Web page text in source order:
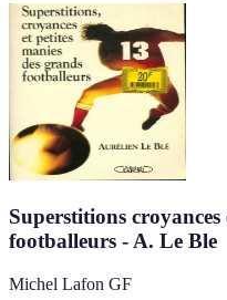
Superstitions
footballeurs - A. Le Ble
Michel Lafon GF